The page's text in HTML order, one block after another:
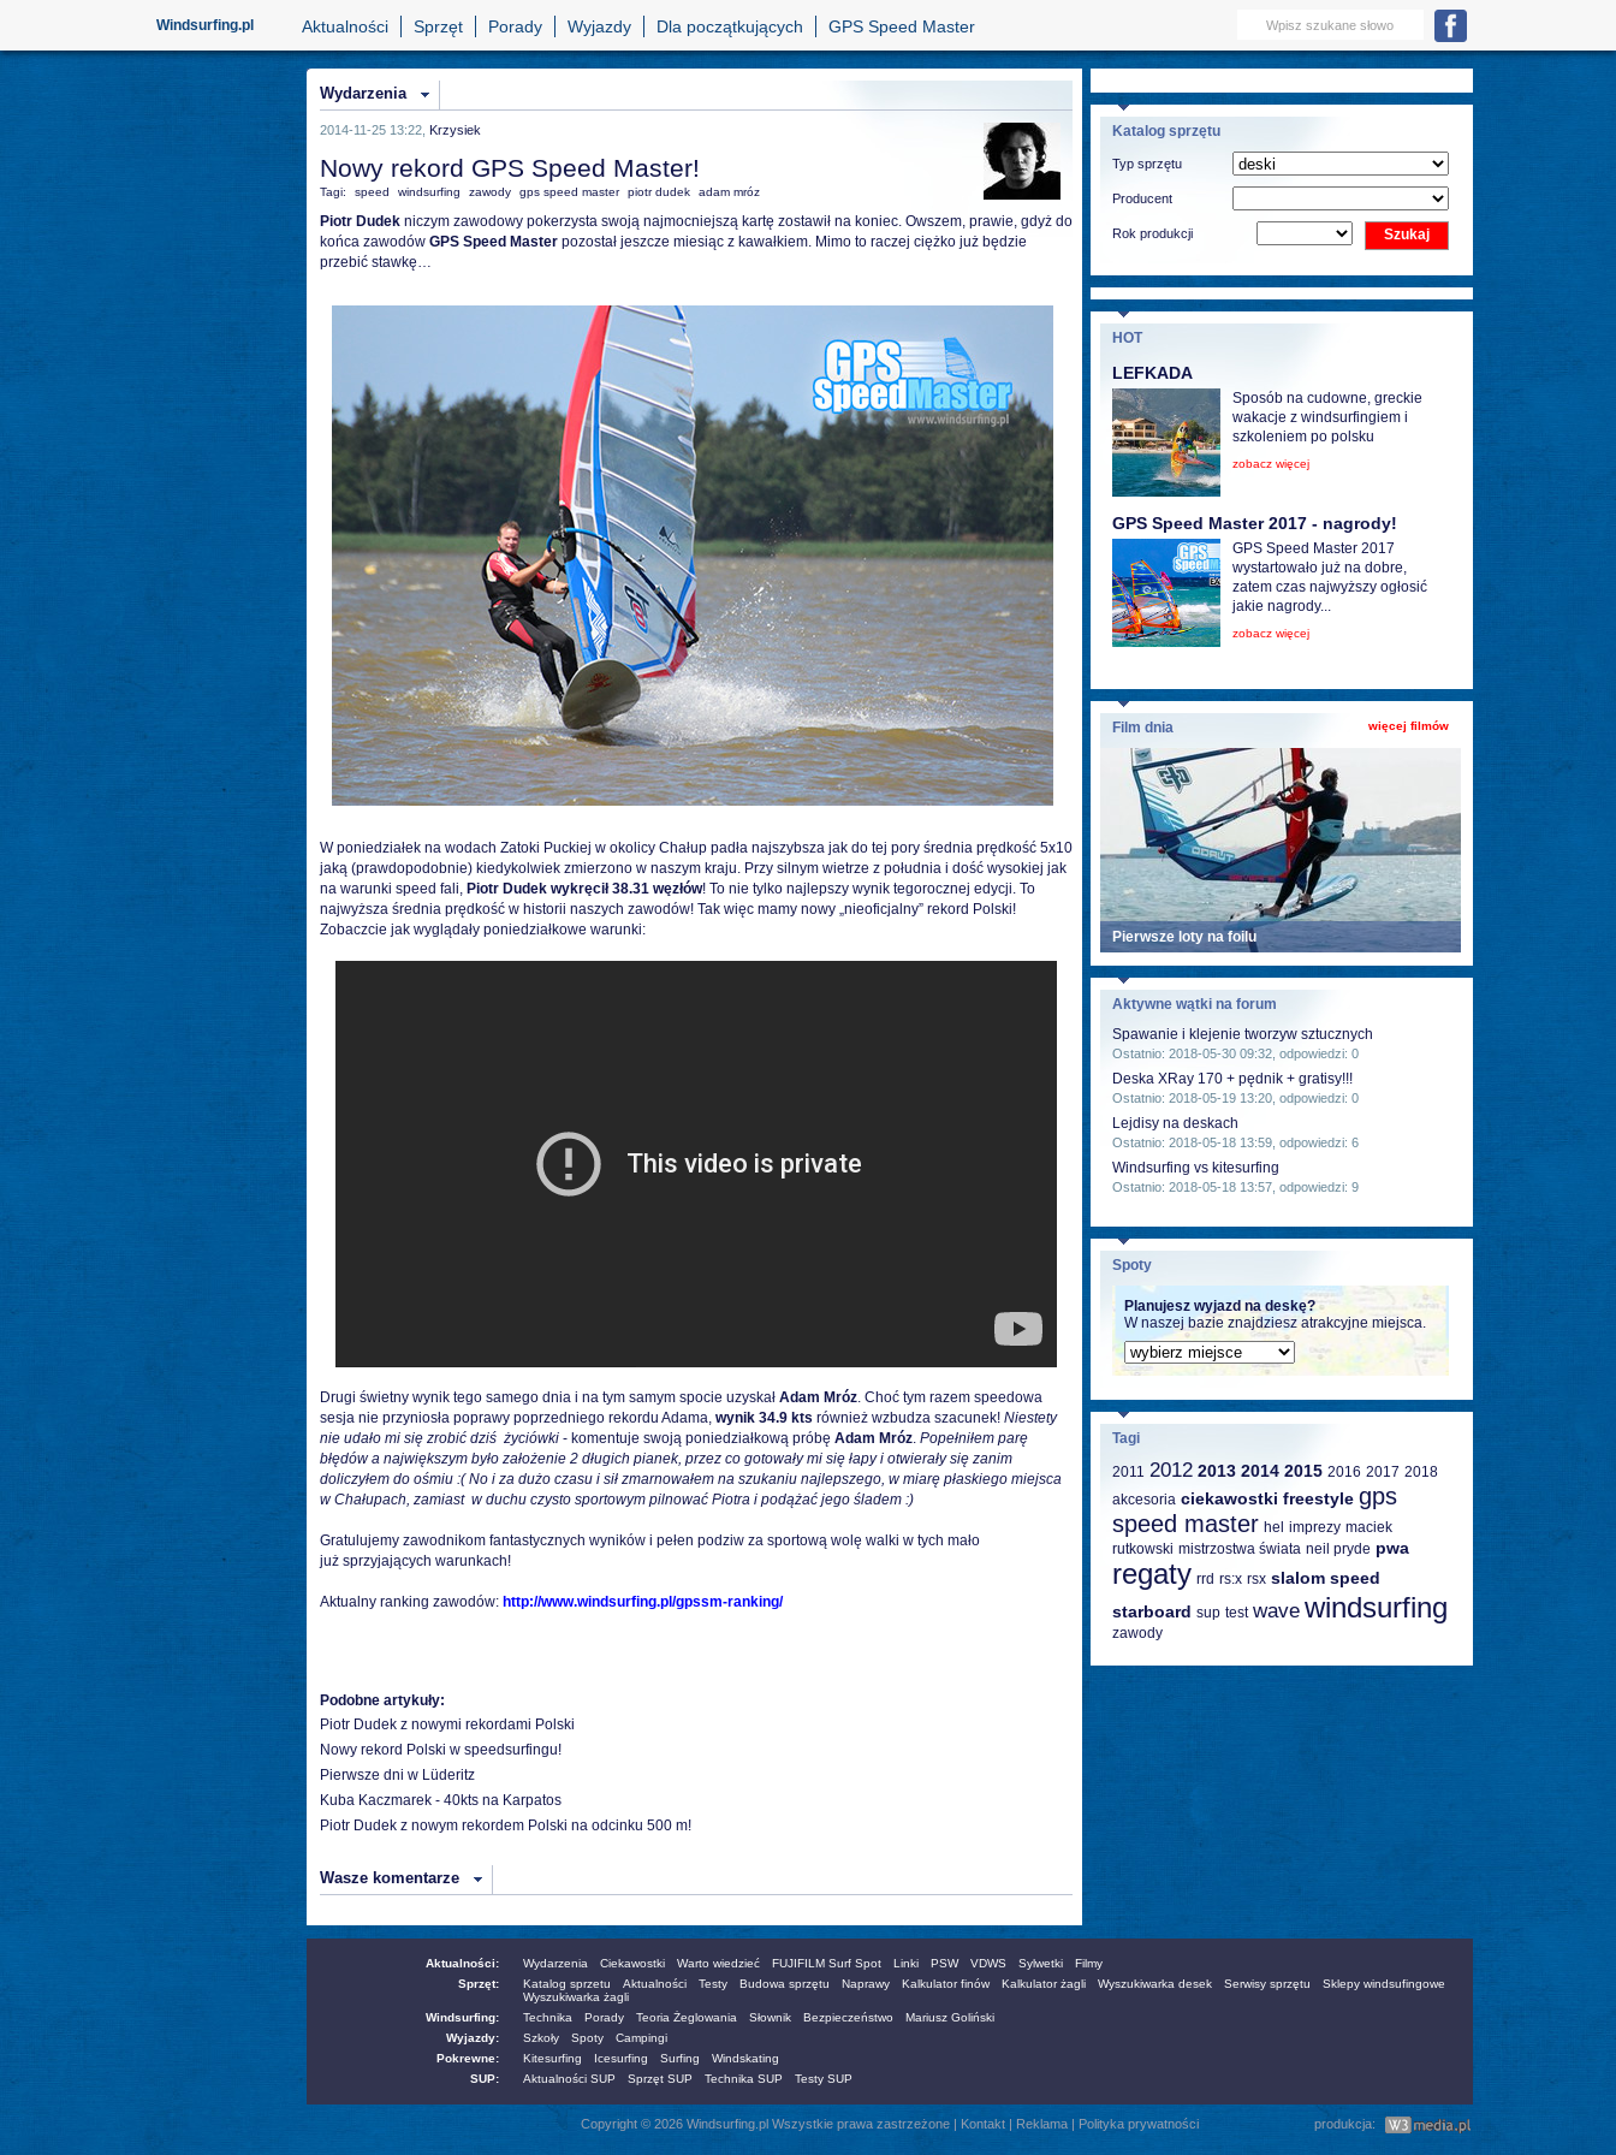
Windsurfing.pl Aktualności Sprzęt Porady Wyjazdy Dla początkujących GPS Speed Master
Wydarzenia
2014-11-25 13:22, Krzysiek
Nowy rekord GPS Speed Master!
Tagi: speed windsurfing zawody gps speed master piotr dudek adam mróz
Piotr Dudekniczym zawodowy pokerzysta swoją najmocniejszą kartę zostawił na koniec. Owszem, prawie, gdyż do
końca zawodów GPS Speed Masterpozostał jeszcze miesiąc z kawałkiem. Mimo to raczej ciężko już będzie
przebić stawkę…
W poniedziałek na wodach Zatoki Puckiej w okolicy Chałup padła najszybsza jak do tej pory średnia prędkość 5x10
jaką (prawdopodobnie) kiedykolwiek zmierzono w naszym kraju. Przy silnym wietrze z południa i dość wysokiej jak
na warunki speed fali, Piotr Dudek wykręcił 38.31 węzłów! To nie tylko najlepszy wynik tegorocznej edycji. To
najwyższa średnia prędkość w historii naszych zawodów! Tak więc mamy nowy „nieoficjalny” rekord Polski!
Zobaczcie jak wyglądały poniedziałkowe warunki:
Drugi świetny wynik tego samego dnia i na tym samym spocie uzyskał Adam Mróz. Choć tym razem speedowa
sesja nie przyniosła poprawy poprzedniego rekordu Adama, wynik 34.9 kts również wzbudza szacunek! Niestety
nie udało mi się zrobić dziś życiówki- komentuje swoją poniedziałkową próbę Adam Mróz. Popełniłem parę
błędów a największym było założenie 2 długich pianek, przez co gotowały mi się łapy i otwierały się zanim
doliczyłem do ośmiu :( No i za dużo czasu i sił zmarnowałem na szukaniu najlepszego, w miarę płaskiego miejsca
w Chałupach, zamiast w duchu czysto sportowym pilnować Piotra i podążać jego śladem :)
Gratulujemy zawodnikom fantastycznych wyników i pełen podziw za sportową wolę walki w tych mało
już sprzyjających warunkach!
Aktualny ranking zawodów: http://www.windsurfing.pl/gpssm-ranking/
Podobne artykuły:
Piotr Dudek z nowymi rekordami Polski
Nowy rekord Polski w speedsurfingu!
Pierwsze dni w Lüderitz
Kuba Kaczmarek - 40kts na Karpatos
Piotr Dudek z nowym rekordem Polski na odcinku 500 m!
Wasze komentarze
Katalog sprzętu
Typ sprzętu
Producent
Rok produkcji
HOT
LEFKADA
Sposób na cudowne, greckie
wakacje z windsurfingiem i
szkoleniem po polsku
zobacz więcej
GPS Speed Master 2017 - nagrody!
GPS Speed Master 2017
wystartowało już na dobre,
zatem czas najwyższy ogłosić
jakie nagrody...
zobacz więcej
więcej filmów
Film dnia
Pierwsze loty na foilu
Aktywne wątki na forum
Spawanie i klejenie tworzyw sztucznych
Ostatnio: 2018-05-30 09:32, odpowiedzi: 0
Deska XRay 170 + pędnik + gratisy!!!
Ostatnio: 2018-05-19 13:20, odpowiedzi: 0
Lejdisy na deskach
Ostatnio: 2018-05-18 13:59, odpowiedzi: 6
Windsurfing vs kitesurfing
Ostatnio: 2018-05-18 13:57, odpowiedzi: 9
Spoty
Planujesz wyjazd na deskę?
W naszej bazie znajdziesz atrakcyjne miejsca.
Tagi
2011 2012 2013 2014 2015 2016 2017 2018
akcesoria ciekawostki freestyle gps
speed master hel imprezy maciek
rutkowski mistrzostwa świata neil pryde pwa
regaty rrd rs:x rsx slalom speed
starboard sup test wave windsurfing
zawody
Aktualności: Wydarzenia Ciekawostki Warto wiedzieć FUJIFILM Surf Spot Linki PSW VDWS Sylwetki
Filmy
Sprzęt:
Katalog sprzetu Aktualności Testy Budowa sprzętu Naprawy Kalkulator finów Kalkulator żagli Wyszukiwarka desek Serwisy sprzętu
Sklepy windsufingowe
Wyszukiwarka żagli
Windsurfing:
Technika Porady Teoria Żeglowania Słownik Bezpieczeństwo
Mariusz Goliński
Wyjazdy:
Szkoły Spoty
Campingi
Pokrewne:
Kitesurfing Icesurfing Surfing
Windskating
SUP:
Aktualności SUP Sprzęt SUP Technika SUP Testy SUP
Copyright © 2026 Windsurfing.pl Wszystkie prawa zastrzeżone | Kontakt| Reklama| Polityka prywatności produkcja: